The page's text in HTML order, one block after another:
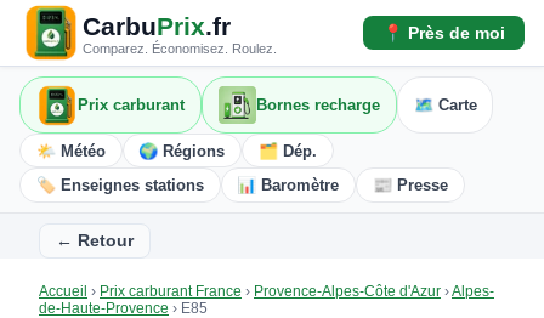
CarbuPrix.fr
Comparez. Économisez. Roulez.
📍 Près de moi
Prix carburant Bornes recharge 🗺️ Carte
🌤️ Météo 🌍 Régions
🗂️ Dép.
🏷️ Enseignes stations
📊 Baromètre 📰 Presse
← Retour
Accueil › Prix carburant France › Provence-Alpes-Côte d'Azur ›Alpes-
de-Haute-Provence › E85